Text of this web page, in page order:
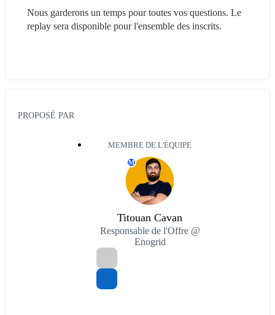
Nous garderons un temps pour toutes vos questions. Le
replay sera disponible pour l'ensemble des inscrits.
PROPOSÉ PAR
MEMBRE DE L'ÉQUIPE
M
Titouan Cavan
Responsable de l'Offre @
Enogrid